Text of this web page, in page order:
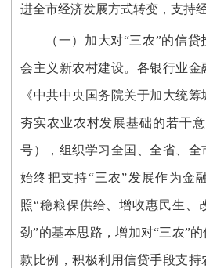
进全市经济发展方式转变，支持
（一）加大对“三农”的信
会主义新农村建设。各银行业
《中共中央国务院关于加大统
夯实农业农村发展基础的若干
号），组织学习全国、全省、全
始终把支持“三农”发展作为金
照“稳粮保供给、增收惠民生、
劲”的基本思路，增加对“三农”
款比例，积极利用信贷手段支持